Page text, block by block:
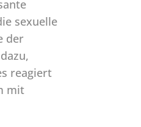
sexuelle
der
reagiert
mit